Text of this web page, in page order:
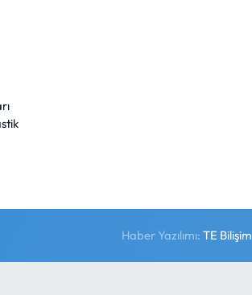
Haber Yazılımı:TE Bilişim